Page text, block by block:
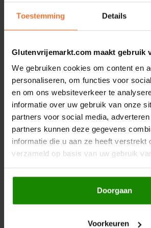
Toestemming Details
Glutenvrijemarkt.com maakt gebruik
We gebruiken cookies om content en
personaliseren, om functies voor
en om ons websiteverkeer te
informatie over uw gebruik van onze
partners voor social media,
partners kunnen deze gegevens
informatie die u aan ze heeft verstrekt
verzameld op basis van uw gebruik
Doorgaan
Voorkeuren
Leev
Le pain des Fleurs
Lima
Lisa's Choice
Mixwell
Glutenvrije cityguide New
Lees meer
08 APR 2019
Glutenvrij op vakantie in